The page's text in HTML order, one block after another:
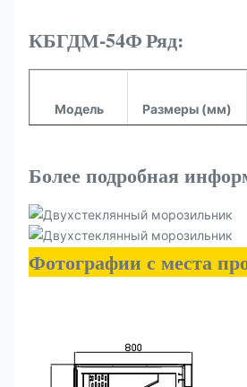
КБГДМ-54ФРяд:
Модель Размеры (мм)
КБГДМ-54Ф 1360*830*2100
Более подробная
Фотографии с места